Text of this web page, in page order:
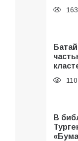
163
110
В